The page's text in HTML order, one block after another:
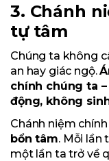
3. Chánh
tự tâm
Chúng ta không
an hay giác ngộ.
chính chúng ta
động, không
Chánh niệm chính
bổn tâm. Mỗi lần
một lần ta trở về